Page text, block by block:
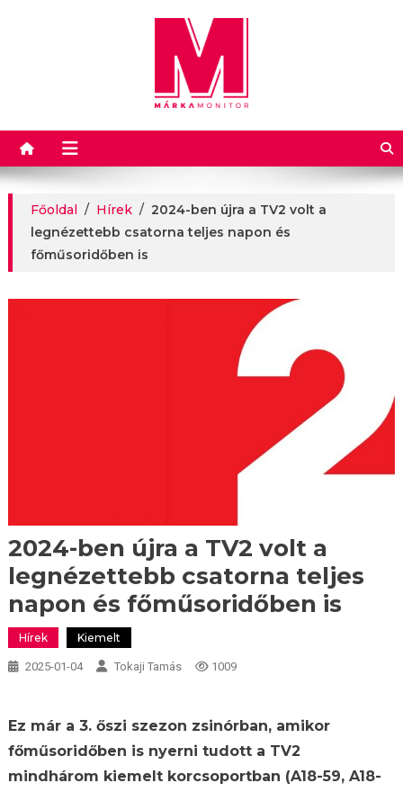
Márkamonitor
Főoldal / Hírek / 2024-ben újra a TV2 volt a
legnézettebb csatorna teljes napon és
főműsoridőben is
2024-ben újra a TV2 volt a
legnézettebb csatorna teljes
napon és főműsoridőben is
Hírek Kiemelt
2025-01-04 Tokaji Tamás 1009
Ez már a 3. őszi szezon zsinórban, amikor
főműsoridőben is nyerni tudott a TV2
mindhárom kiemelt korcsoportban (A18-59, A18-